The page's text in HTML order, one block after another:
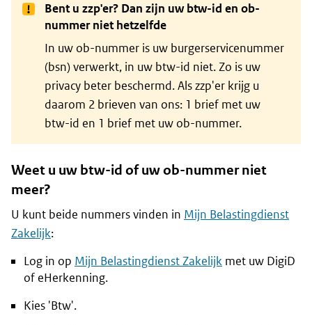
Bent u zzp'er? Dan zijn uw btw-id en ob-
nummer niet hetzelfde
In uw ob-nummer is uw burgerservicenummer
(bsn) verwerkt, in uw btw-id niet. Zo is uw
privacy beter beschermd. Als zzp'er krijg u
daarom 2 brieven van ons: 1 brief met uw
btw-id en 1 brief met uw ob-nummer.
Weet u uw btw-id of uw ob-nummer niet
meer?
U kunt beide nummers vinden in Mijn Belastingdienst
Zakelijk:
Log in op Mijn Belastingdienst Zakelijk met uw DigiD
of eHerkenning.
Kies 'Btw'.